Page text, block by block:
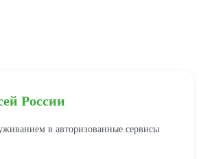
России
в авторизованные сервисы